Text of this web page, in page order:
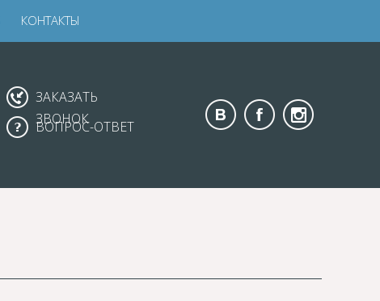
КОНТАКТЫ
ЗАКАЗАТЬ
ЗВОНОК
ВОПРОС-ОТВЕТ